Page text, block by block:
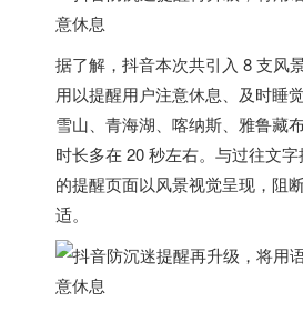
据了解，抖音本次共引入 8 支风
用以提醒用户注意休息、及时睡
雪山、青海湖、喀纳斯、雅鲁藏
时长多在 20 秒左右。与过往文
的提醒页面以风景视觉呈现， 阻
适。